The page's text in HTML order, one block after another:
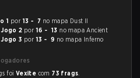
1 por 13 - 7 no mapa Dust II
Jogo 2 por 16 - 13 no mapa Ancient
Jogo 3 por 13 - 9 no mapa Inferno
foi Vexite com 73 frags.